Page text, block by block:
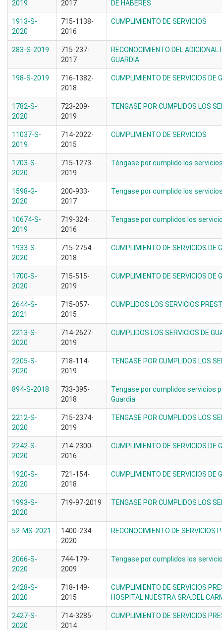
2019 2017 DE HABERES
1913-S-
2020
715-1138-
2016
CUMPLIMIENTO DE SERVICIOS
283-S-2019
715-237-
2017
RECONOCIMIENTO DEL
GUARDIA
198-S-2019
716-1382-
2018
CUMPLIMIENTO DE SERVICIOS DE
1782-S-
2020
723-209-
2019
TENGASE POR CUMPLIDOS LOS
11037-S-
2019
714-2022-
2015
CUMPLIMIENTO DE SERVICIOS
1703-S-
2020
715-1273-
2019
Téngase por cumplido los
1598-G-
2020
200-933-
2017
Tengase por cumplido los
10674-S-
2019
719-324-
2016
Tengase por cumplidos los
1933-S-
2020
715-2754-
2018
CUMPLIMIENTO DE SERVICIOS DE
1700-S-
2020
715-515-
2019
CUMPLIMIENTO DE SERVICIOS DE
2644-S-
2021
715-057-
2015
CUMPLIDOS LOS SERVICIOS
2213-S-
2020
714-2627-
2019
CUMPLIDOS LOS SERVICIOS DE
2205-S-
2020
718-114-
2019
TENGASE POR CUMPLIDOS LOS
894-S-2018
733-395-
2018
Tengase por cumplidos servicios
Guardia
2212-S-
2020
715-2374-
2019
TENGASE POR CUMPLIDOS LOS
2242-S-
2020
714-2300-
2016
CUMPLIMIENTO DE SERVICIOS DE
1920-S-
2020
721-154-
2018
CUMPLIMIENTO DE SERVICIOS DE
1993-S-
2020
719-97-2019 TENGASE POR CUMPLIDOS LOS
52-MS-2021
1400-234-
2020
RECONOCIMIENTO DE SERVICIOS
2066-S-
2020
744-179-
2009
Tengase por cumplidos los
2428-S-
2020
718-149-
2015
CUMPLIMIENTO DE SERVICIOS
HOSPITAL NUESTRA SRA.DEL
2427-S-
2020
714-3285-
2014
CUMPLIMIENTO DE SERVICIOS